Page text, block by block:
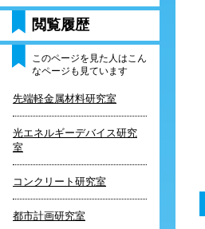
閲覧履歴
このページを見た人はこん
なページも見ています
先端軽金属材料研究室
光エネルギーデバイス研究
室
コンクリート研究室
都市計画研究室